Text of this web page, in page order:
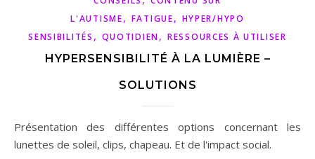
L'AUTISME, FATIGUE, HYPER/HYPO
SENSIBILITÉS , QUOTIDIEN, RESSOURCES À UTILISER
HYPERSENSIBILITÉ À LA LUMIÈRE –
SOLUTIONS
Présentation des différentes options concernant les
lunettes de soleil, clips, chapeau. Et de l'impact social.